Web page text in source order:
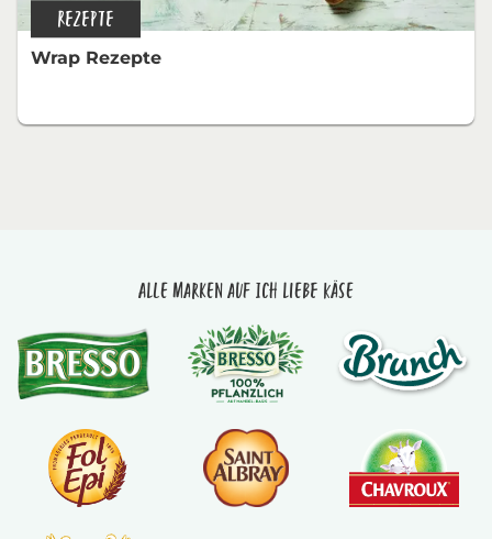
REZEPTE
Wrap Rezepte
Alle Marken auf Ich liebe Käse